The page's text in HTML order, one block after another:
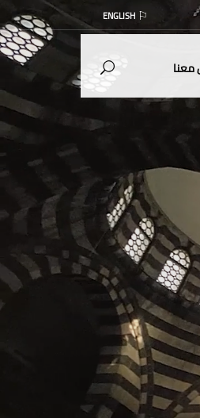
ENGLISH
معنا